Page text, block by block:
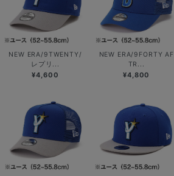
NEW ERA/9TWENTY/
レプリ...
¥4,600
NEW ERA/9FORTY AF
TR...
¥4,800